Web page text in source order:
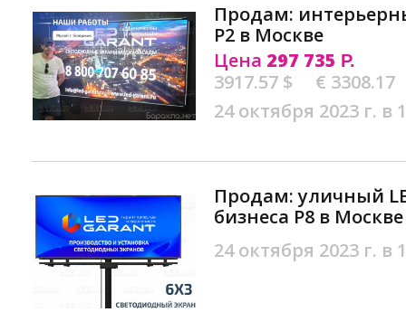
Продам:
P2 в Москве
Цена 297 735 Р.
3917.57 $
€ 3308.17
24 октября 2023 г. в
Продам: уличный
бизнеcа P8 в Москве
24 октября 2023 г. в